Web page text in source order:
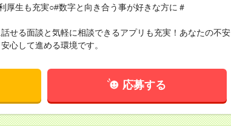
厚生も充実○#数字と向き合う事が好きな方に＃
せる面談と気軽に相談できるアプリも充実！あなたの不安
心して進める環境です。
応募する